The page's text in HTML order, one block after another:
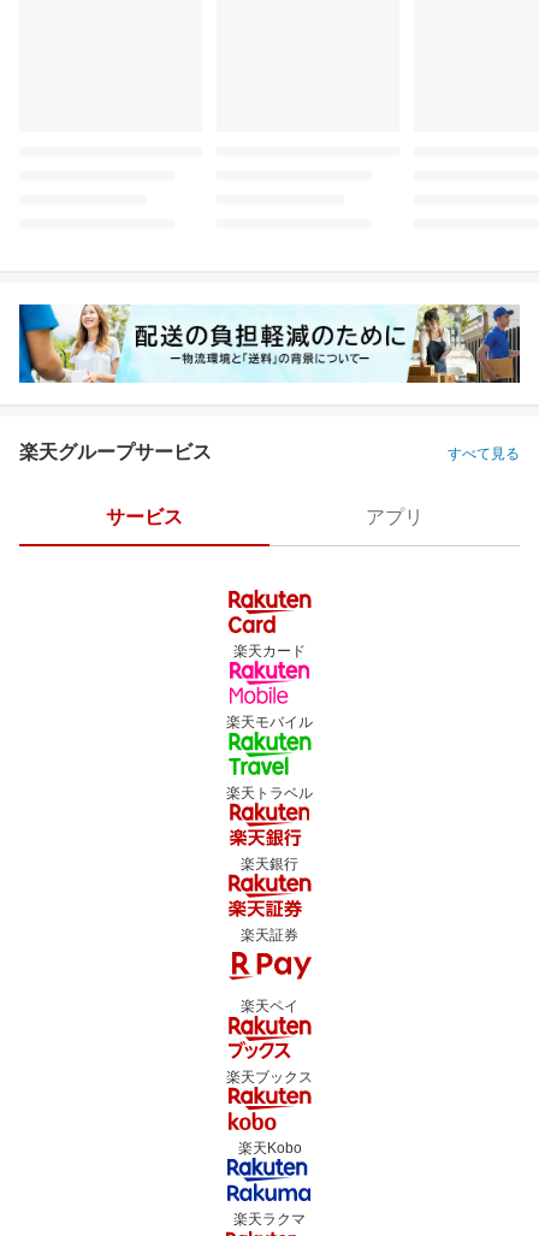
楽天グループサービス すべて見る
サービス アプリ
楽天カード
楽天モバイル
楽天トラベル
楽天銀行
楽天証券
楽天ペイ
楽天ブックス
楽天Kobo
楽天ラクマ